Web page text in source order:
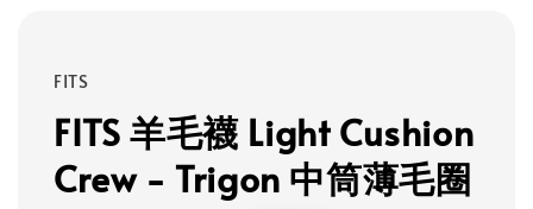
FITS
FITS 羊毛襪 Light Cushion
Crew - Trigon 中筒薄毛圈